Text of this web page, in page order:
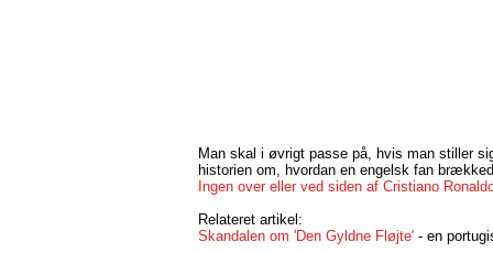
Man skal i øvrigt passe på, hvis man stiller
historien om, hvordan en engelsk fan
Ingen over eller ved siden af Cristiano
Relateret artikel:
Skandalen om 'Den Gyldne Fløjte' - en